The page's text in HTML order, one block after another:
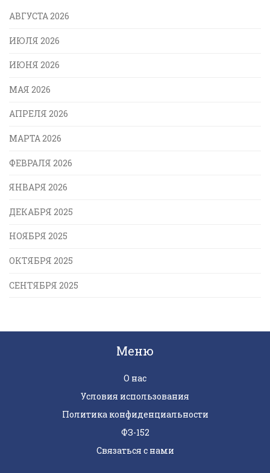
АВГУСТА 2026
ИЮЛЯ 2026
ИЮНЯ 2026
МАЯ 2026
АПРЕЛЯ 2026
МАРТА 2026
ФЕВРАЛЯ 2026
ЯНВАРЯ 2026
ДЕКАБРЯ 2025
НОЯБРЯ 2025
ОКТЯБРЯ 2025
СЕНТЯБРЯ 2025
Меню
О нас
Условия использования
Политика конфиденциальности
ФЗ-152
Связаться с нами